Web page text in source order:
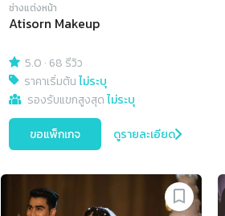
ช่างแต่งหน้า
Atisorn Makeup
5.0 · 68 รีวิว
ราคาเริ่มต้นไม่ระบุ
รองรับแขกสูงสุดไม่ระบุ
ขอแพ็กเกจ ดูรายละเอียด